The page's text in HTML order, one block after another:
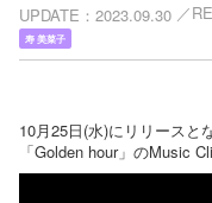
UPDATE 2023.09.30
寿 美菜子
10月25日(水)にリリースと
「Golden hour」のMusic